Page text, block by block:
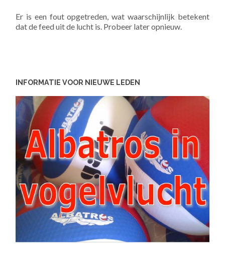
Er is een fout opgetreden, wat waarschijnlijk betekent
dat de feed uit de lucht is. Probeer later opnieuw.
INFORMATIE VOOR NIEUWE LEDEN